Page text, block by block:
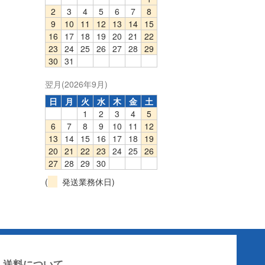
2
3 4 5 6 7
8
9
10 11 12 13 14 15
16
17 18 19 20 21
22
23 24 25 26 27 28 29
30 31
翌月(2026年9月)
日
月 火 水 木 金
土
1
2 3 4
5
6
7 8 9 10 11
12
13
14 15 16 17 18
19
20 21 22 23 24 25 26
27 28 29 30
(
発送業務休日)